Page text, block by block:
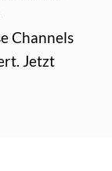
Channels
Jetzt